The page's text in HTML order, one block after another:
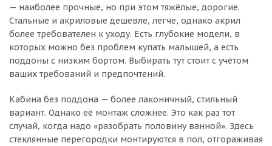
— наиболее прочные, но при этом тяжёлые, дорогие.
Стальные и акриловые дешевле, легче, однако акрил
более требователен к уходу. Есть глубокие модели, в
которых можно без проблем купать малышей, а есть
поддоны с низким бортом. Выбирать тут стоит с учётом
ваших требований и предпочтений.
Кабина без поддона — более лаконичный, стильный
вариант. Однако её монтаж сложнее. Это как раз тот
случай, когда надо «разобрать половину ванной». Здесь
стеклянные перегородки монтируются в пол, отгораживая